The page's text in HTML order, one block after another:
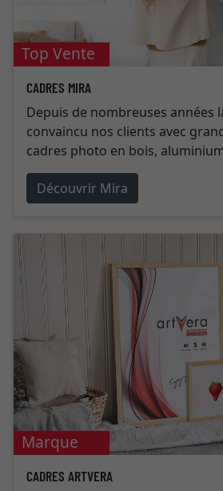
Top Vente
CADRES MIRA
Depuis de nombreuses années
convaincu nos clients avec
cadres photo en bois,
Découvrir Mira
Marque
CADRES ARTVERA